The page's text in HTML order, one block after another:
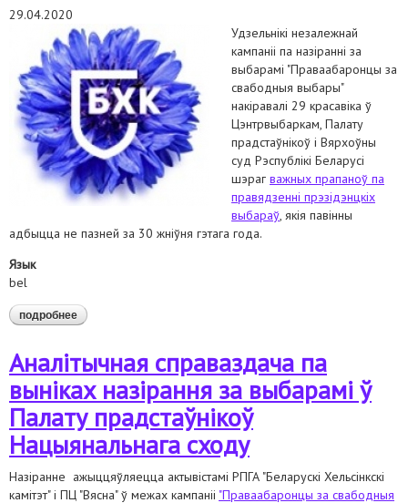
29.04.2020
Удзельнікі незалежнай
кампаніі па назіранні за
выбарамі "Праваабаронцы за
свабодныя выбары"
накіравалі 29 красавіка ў
Цэнтрвыбаркам, Палату
прадстаўнікоў і Вярхоўны
суд Рэспублікі Беларусі
шэраг важных прапаноў па
правядзенні прэзідэнцкіх
выбараў, якія павінны
адбыцца не пазней за 30 жніўня гэтага года.
Язык
bel
подробнее о выбары ва ўмовах пандэміі: прапановы праваабаронцаў
Аналітычная справаздача па
выніках назірання за выбарамі ў
Палату прадстаўнікоў
Нацыянальнага сходу
Назіранне ажыццяўляецца актывістамі РПГА "Беларускі Хельсінкскі
камітэт" і ПЦ "Вясна" ў межах кампаніі "Праваабаронцы за свабодныя